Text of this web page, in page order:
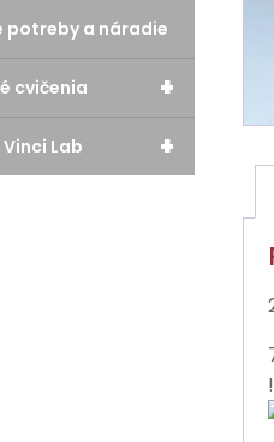
potreby a náradie
+
cvičenia
+
Vinci Lab
!